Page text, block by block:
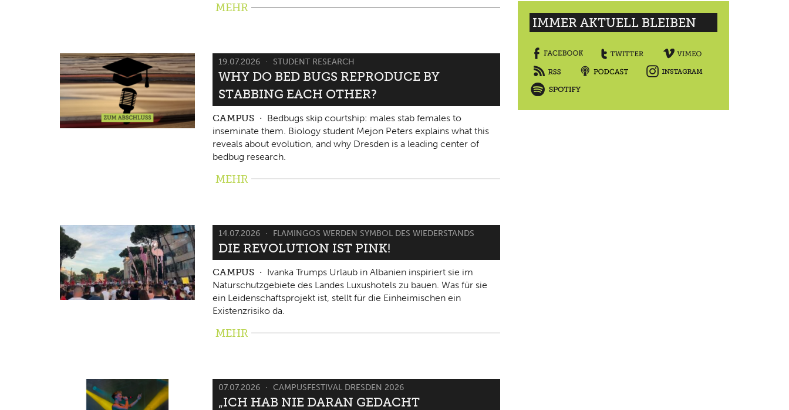
MEHR
19.07.2026 STUDENT RESEARCH
WHY DO BED BUGS REPRODUCE BY
STABBING EACH OTHER?
CAMPUS
Bedbugs skip courtship: males stab females to
inseminate them. Biology student Mejon Peters explains what this
reveals about evolution, and why Dresden is a leading center of
bedbug research.
MEHR
14.07.2026 FLAMINGOS WERDEN SYMBOL DES WIEDERSTANDS
DIE REVOLUTION IST PINK!
CAMPUS
Ivanka Trumps Urlaub in Albanien inspiriert sie im
Naturschutzgebiete des Landes Luxushotels zu bauen. Was für sie
ein Leidenschaftsprojekt ist, stellt für die Einheimischen ein
Existenzrisiko da.
MEHR
07.07.2026 CAMPUSFESTIVAL DRESDEN 2026
„ICH HAB NIE DARAN GEDACHT
IMMER AKTUELL BLEIBEN